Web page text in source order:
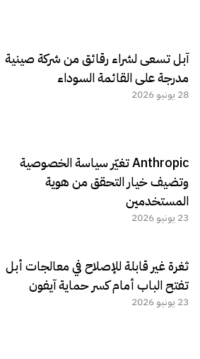
آبل تسعى لشراء رقائق من شركة صينية
مدرجة على القائمة السوداء
28 يونيو 2026
Anthropic تغيّر سياسة الخصوصية
وتضيف خيار التحقق من هوية
المستخدمين
23 يونيو 2026
ثغرة غير قابلة للإصلاح في معالجات أبل
تفتح الباب أمام كسر حماية آيفون
23 يونيو 2026